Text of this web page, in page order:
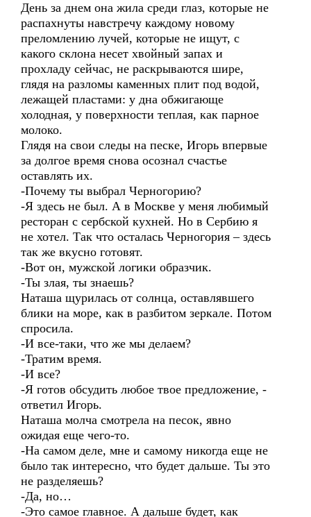
День за днем она жила среди глаз, которые не
распахнуты навстречу каждому новому
преломлению лучей, которые не ищут, с
какого склона несет хвойный запах и
прохладу сейчас, не раскрываются шире,
глядя на разломы каменных плит под водой,
лежащей пластами: у дна обжигающе
холодная, у поверхности теплая, как парное
молоко.
Глядя на свои следы на песке, Игорь впервые
за долгое время снова осознал счастье
оставлять их.
-Почему ты выбрал Черногорию?
-Я здесь не был. А в Москве у меня любимый
ресторан с сербской кухней. Но в Сербию я
не хотел. Так что осталась Черногория – здесь
так же вкусно готовят.
-Вот он, мужской логики образчик.
-Ты злая, ты знаешь?
Наташа щурилась от солнца, оставлявшего
блики на море, как в разбитом зеркале. Потом
спросила.
-И все-таки, что же мы делаем?
-Тратим время.
-И все?
-Я готов обсудить любое твое предложение, -
ответил Игорь.
Наташа молча смотрела на песок, явно
ожидая еще чего-то.
-На самом деле, мне и самому никогда еще не
было так интересно, что будет дальше. Ты это
не разделяешь?
-Да, но…
-Это самое главное. А дальше будет, как